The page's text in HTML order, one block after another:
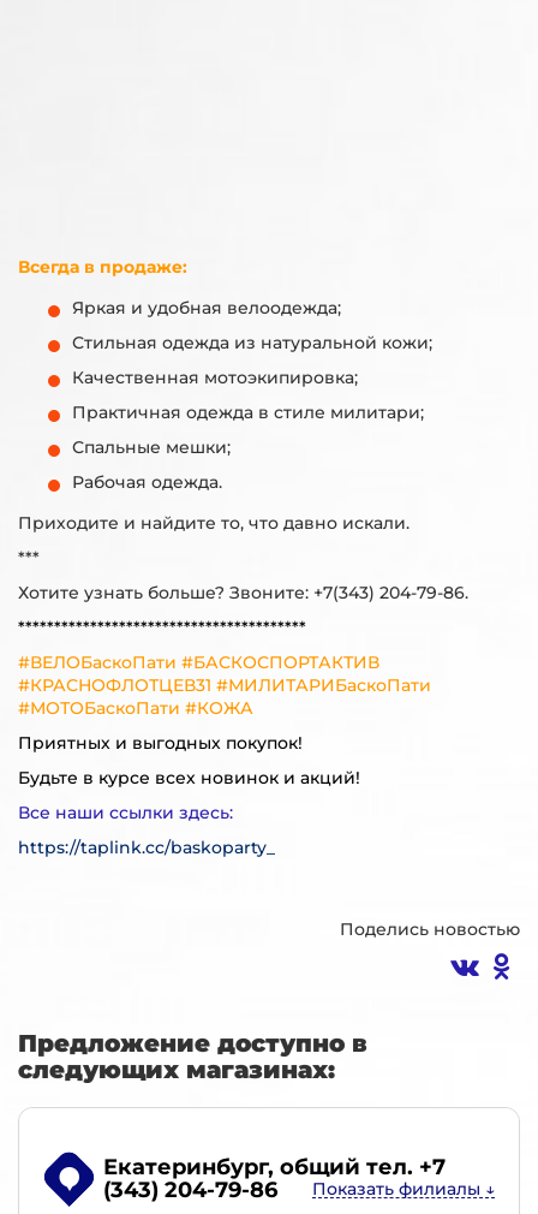
Всегда в продаже:
Яркая и удобная велоодежда;
Стильная одежда из натуральной кожи;
Качественная мотоэкипировка;
Практичная одежда в стиле милитари;
Спальные мешки;
Рабочая одежда.
Приходите и найдите то, что давно искали.
***
Хотите узнать больше? Звоните: +7(343) 204-79-86.
****************************************
#ВЕЛОБаскоПати #БАСКОСПОРТАКТИВ
#КРАСНОФЛОТЦЕВ31 #МИЛИТАРИБаскоПати
#МОТОБаскоПати #КОЖА
Приятных и выгодных покупок!
Будьте в курсе всех новинок и акций!
Все наши ссылки здесь:
https://taplink.cc/baskoparty_
Поделись новостью
Предложение доступно в
следующих магазинах:
Екатеринбург, общий тел. +7
(343) 204-79-86